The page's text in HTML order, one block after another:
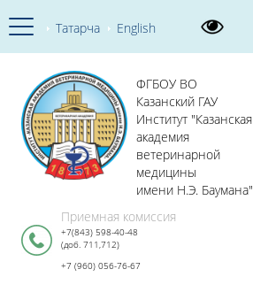
Татарча English
ФГБОУ ВО
Казанский ГАУ
Институт "Казанская
академия
ветеринарной
медицины
имени Н.Э. Баумана"
Приемная комиссия
+7(843) 598-40-48
(доб. 711,712)
+7 (960) 056-76-67